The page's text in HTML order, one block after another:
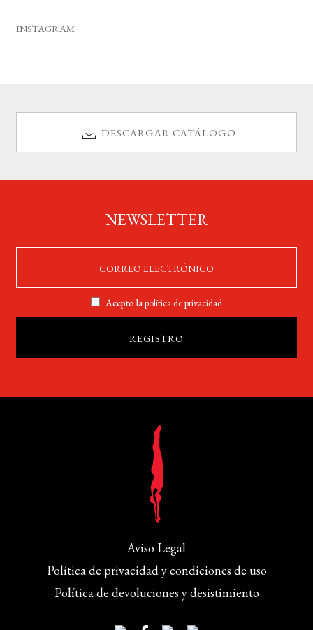
INSTAGRAM
DESCARGAR CATÁLOGO
NEWSLETTER
Acepto lapolítica de privacidad
Aviso Legal
Política de privacidad y condiciones de uso
Política de devoluciones y desistimiento